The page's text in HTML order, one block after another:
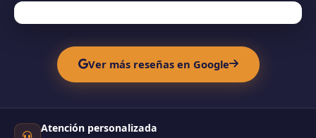
Ver más reseñas en Google
Atención personalizada